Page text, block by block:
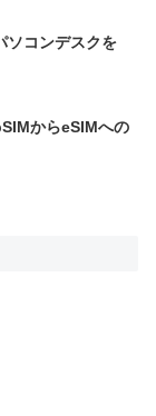
ソコンデスクを
からeSIMへの